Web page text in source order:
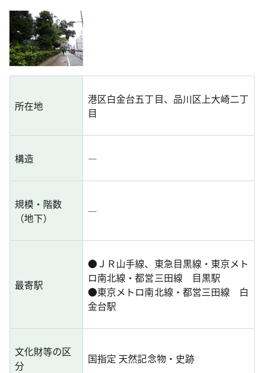
所在地
港区白金台五丁目、品川区上大崎二丁
目
構造 ―
規模・階数
（地下）
―
最寄駅
●ＪＲ山手線、東急目黒線・東京メト
ロ南北線・都営三田線 目黒駅
●東京メトロ南北線・都営三田線 白
金台駅
文化財等の区
分
国指定 天然記念物・史跡